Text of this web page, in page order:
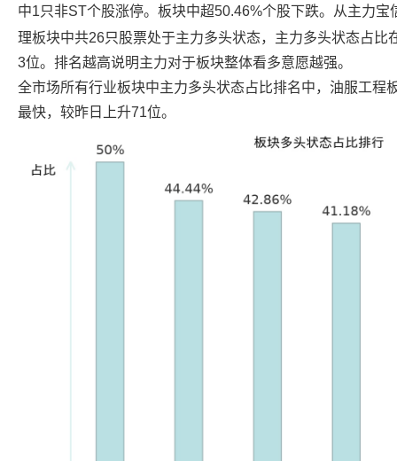
中1只非ST个股涨停。板块中超50.46%个股下跌。从主力宝
理板块中共26只股票处于主力多头状态，主力多头状态占比
3位。排名越高说明主力对于板块整体看多意愿越强。
全市场所有行业板块中主力多头状态占比排名中，油服工
最快，较昨日上升71位。